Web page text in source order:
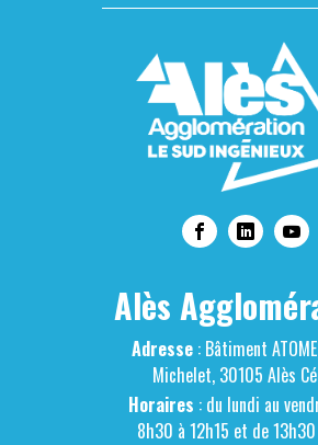
Alès
Adresse : Bâtiment
Michelet, 30105 Alès
Horaires : du lundi au
8h30 à 12h15 et de 13h30